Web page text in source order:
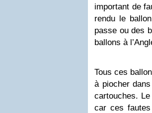
important de
rendu le
passe ou des
ballons à
Tous ces
à piocher
cartouches.
car ces